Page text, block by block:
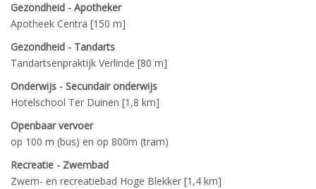
Gezondheid - Apotheker
Apotheek Centra [150 m]
Gezondheid - Tandarts
Tandartsenpraktijk Verlinde [80 m]
Onderwijs - Secundair onderwijs
Hotelschool Ter Duinen [1,8 km]
Openbaar vervoer
op 100 m (bus) en op 800m (tram)
Recreatie - Zwembad
Zwem- en recreatiebad Hoge Blekker [1,4 km]